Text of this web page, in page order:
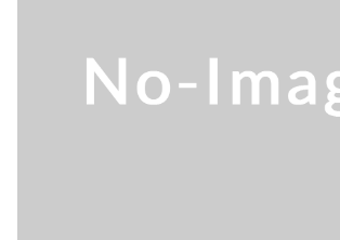
管理施設
教室・イベントからのお知らせ